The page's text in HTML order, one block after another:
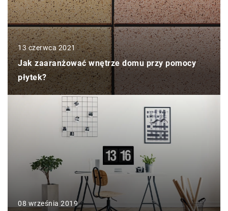
13 czerwca 2021
Jak zaaranżować wnętrze domu przy pomocy
płytek?
08 września 2019